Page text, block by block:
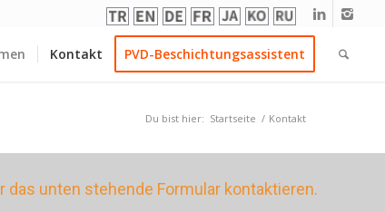
Kontakt PVD-Beschichtungsassistent
Du bist hier: Startseite / Kontakt
das unten stehende Formular kontaktieren.